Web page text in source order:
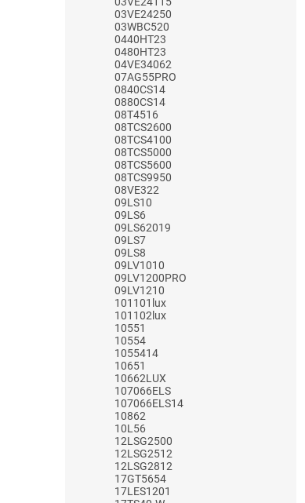
03VE24250
03WBC520
0440HT23
0480HT23
04VE34062
07AG55PRO
0840CS14
0880CS14
08T4516
08TCS2600
08TCS4100
08TCS5000
08TCS5600
08TCS9950
08VE322
09LS10
09LS6
09LS62019
09LS7
09LS8
09LV1010
09LV1200PRO
09LV1210
101101lux
101102lux
10551
10554
1055414
10651
10662LUX
107066ELS
107066ELS14
10862
10L56
12LSG2500
12LSG2512
12LSG2812
17GT5654
17LES1201